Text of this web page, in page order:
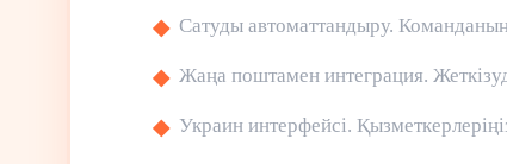
Сатуды автоматтандыру.
Жаңа поштамен интеграция.
Украин интерфейсі.